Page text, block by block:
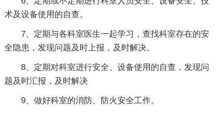
术及设备使用的自查。
7、定期与各科室医生一起学习，查找科室存在的安
全隐患，发现问题及时上报，及时解决。
8、定期对科室进行安全、设备使用的自查，发现问
题及时汇报，及时解决
9、做好科室的消防、防火安全工作。